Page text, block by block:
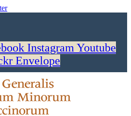
Instagram Youtube
Envelope